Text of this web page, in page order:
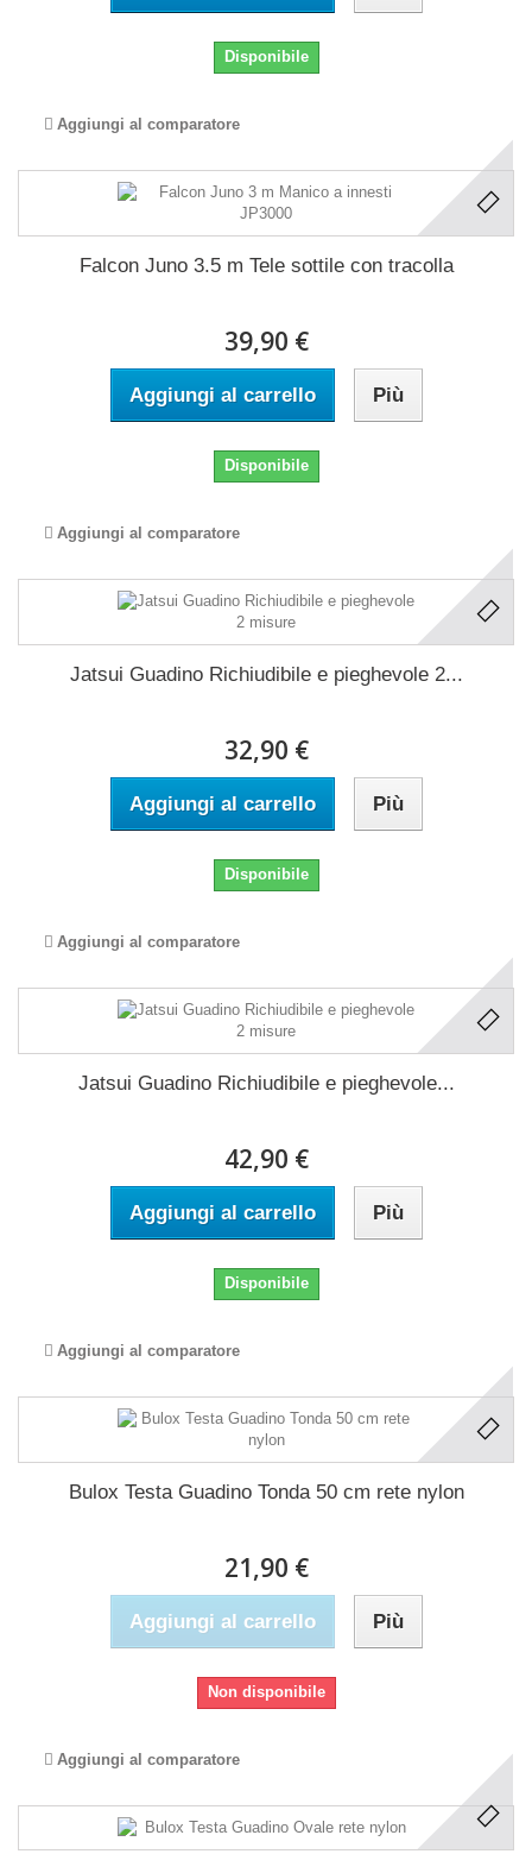
Disponibile
Aggiungi al comparatore
Falcon Juno 3.5 m Tele sottile con tracolla
39,90 €
Aggiungi al carrello Più
Disponibile
Aggiungi al comparatore
Jatsui Guadino Richiudibile e pieghevole 2...
32,90 €
Aggiungi al carrello Più
Disponibile
Aggiungi al comparatore
Jatsui Guadino Richiudibile e pieghevole...
42,90 €
Aggiungi al carrello Più
Disponibile
Aggiungi al comparatore
Bulox Testa Guadino Tonda 50 cm rete nylon
21,90 €
Aggiungi al carrello Più
Non disponibile
Aggiungi al comparatore